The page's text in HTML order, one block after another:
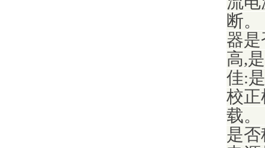
断
器
高,
佳:
校正
载
是